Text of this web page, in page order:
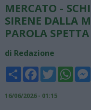
MERCATO -
SIRENE DALLA
PAROLA
di Redazione
Share FacebookTwitter
16/06/2026 - 01:15